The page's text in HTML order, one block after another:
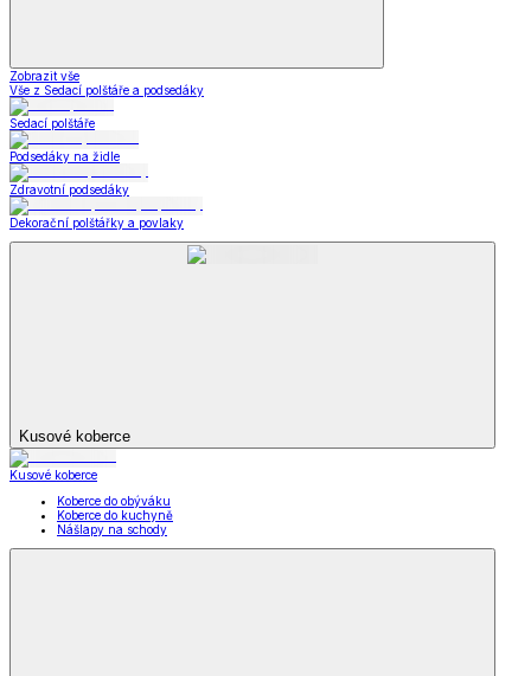
Zobrazit vše
Vše z Sedací polštáře a podsedáky
Sedací polštáře
Podsedáky na židle
Zdravotní podsedáky
Dekorační polštářky a povlaky
Kusové koberce
Kusové koberce
Koberce do obýváku
Koberce do kuchyně
Nášlapy na schody